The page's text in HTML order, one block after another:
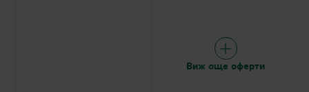
Виж още оферти